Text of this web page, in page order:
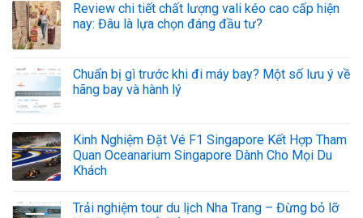
Review chi tiết chất lượng vali kéo cao cấp hiện
nay: Đâu là lựa chọn đáng đầu tư?
Chuẩn bị gì trước khi đi máy bay? Một số lưu ý về
hãng bay và hành lý
Kinh Nghiệm Đặt Vé F1 Singapore Kết Hợp Tham
Quan Oceanarium Singapore Dành Cho Mọi Du
Khách
Trải nghiệm tour du lịch Nha Trang – Đừng bỏ lỡ